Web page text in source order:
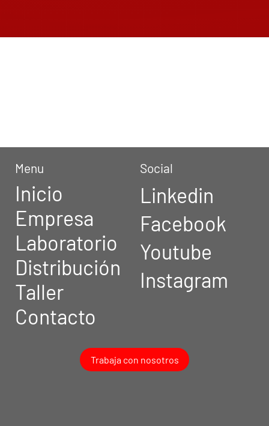
Menu
Inicio
Empresa
Laboratorio
Distribución
Taller
Contacto
Trabaja con nosotros
Social
Linkedin
Facebook
Youtube
Instagram